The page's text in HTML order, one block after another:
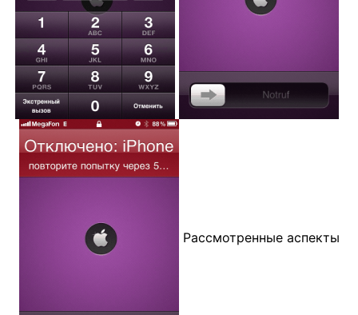
Рассмотренные аспекты